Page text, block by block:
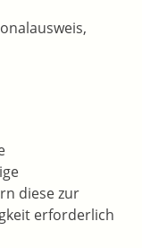
diese zur
erforderlich